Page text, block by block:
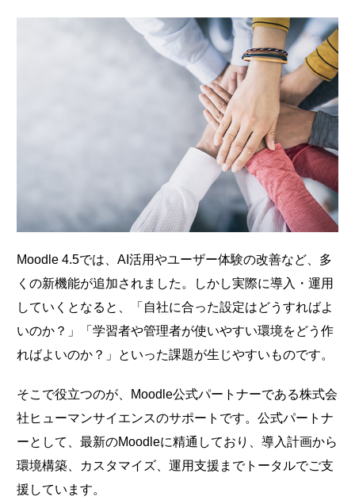
Moodle 4.5では、AI活用やユーザー体験の改善など、多
くの新機能が追加されました。しかし実際に導入・運用
していくとなると、「自社に合った設定はどうすればよ
いのか？」「学習者や管理者が使いやすい環境をどう作
ればよいのか？」といった課題が生じやすいものです。
そこで役立つのが、Moodle公式パートナーである株式会
社ヒューマンサイエンスのサポートです。公式パートナ
ーとして、最新のMoodleに精通しており、導入計画から
環境構築、カスタマイズ、運用支援までトータルでご支
援しています。